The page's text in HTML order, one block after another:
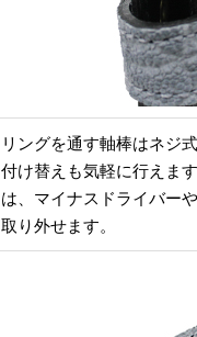
リングを通す軸棒はネジ
付け替えも気軽に行えま
は、マイナスドライバー
取り外せます。